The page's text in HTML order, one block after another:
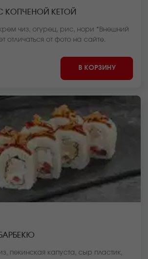
КОПЧЕНОЙ КЕТОЙ
чиз, огурец, рис, нори *Внешний
отличаться от фото на сайте.
В КОРЗИНУ
пекинская капуста, сыр пластик,